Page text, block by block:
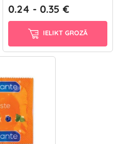
0.24 - 0.35 €
IELIKT GROZĀ